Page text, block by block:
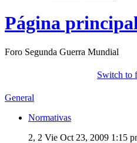
Página
Foro Segunda Guerra Mundial
Switch to
General
Normativas
2, 2 Vie Oct 23, 2009 1:15